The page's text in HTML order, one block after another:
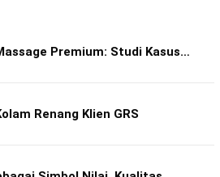
Premium: Studi Kasus…
Renang Klien GRS